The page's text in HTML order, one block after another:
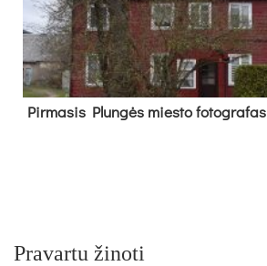
Pir­ma­sis Plun­gės mies­to fo­tog­ra­fas
Pravartu žinoti